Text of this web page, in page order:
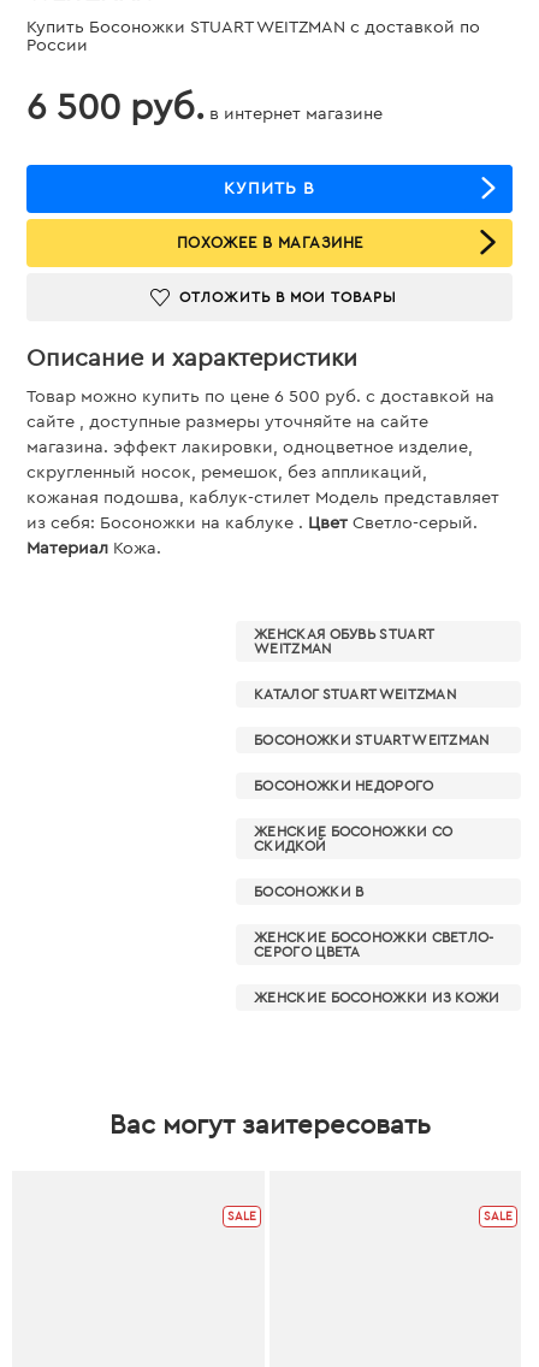
Купить Босоножки STUART WEITZMAN с доставкой по
России
6 500 руб. в интернет магазине
КУПИТЬ В
ПОХОЖЕЕ В МАГАЗИНЕ
ОТЛОЖИТЬ В МОИ ТОВАРЫ
Описание и характеристики
Товар можно купить по цене 6 500 руб. c доставкой на
сайте , доступные размеры уточняйте на сайте
магазина. эффект лакировки, одноцветное изделие,
скругленный носок, ремешок, без аппликаций,
кожаная подошва, каблук-стилет Модель представляет
из себя: Босоножки на каблуке . Цвет Светло-серый.
Материал Кожа.
ЖЕНСКАЯ ОБУВЬ STUART
WEITZMAN
КАТАЛОГ STUART WEITZMAN
БОСОНОЖКИ STUART WEITZMAN
БОСОНОЖКИ НЕДОРОГО
ЖЕНСКИЕ БОСОНОЖКИ СО
СКИДКОЙ
БОСОНОЖКИ В
ЖЕНСКИЕ БОСОНОЖКИ СВЕТЛО-
СЕРОГО ЦВЕТА
ЖЕНСКИЕ БОСОНОЖКИ ИЗ КОЖИ
Вас могут заитересовать
SALE SALE